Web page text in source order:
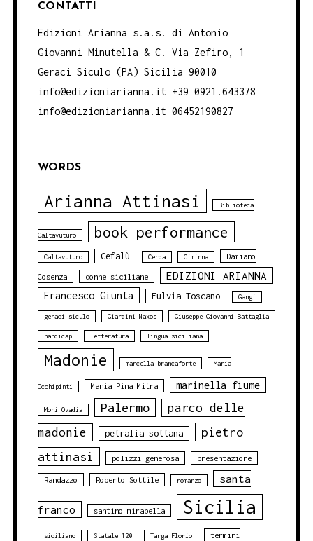
CONTATTI
Edizioni Arianna s.a.s. di Antonio
Giovanni Minutella & C. Via Zefiro, 1
Geraci Siculo (PA) Sicilia 90010
info@edizioniarianna.it +39 0921.643378
info@edizioniarianna.it 06452190827
WORDS
Arianna Attinasi Biblioteca
Caltavuturo book performance
Caltavuturo Cefalù Cerda Ciminna Damiano
Cosenza donne siciliane EDIZIONI ARIANNA
Francesco Giunta Fulvia Toscano Gangi
geraci siculo Giardini Naxos Giuseppe Giovanni Battaglia
handicap letteratura lingua siciliana
Madonie marcella brancaforte Maria
Occhipinti Maria Pina Mitra marinella fiume
Moni Ovadia Palermo
parco delle
madonie
petralia sottana
pietro
attinasi
polizzi generosa presentazione
Randazzo Roberto Sottile romanzo santa
franco santino mirabella Sicilia
siciliano Statale 120 Targa Florio termini